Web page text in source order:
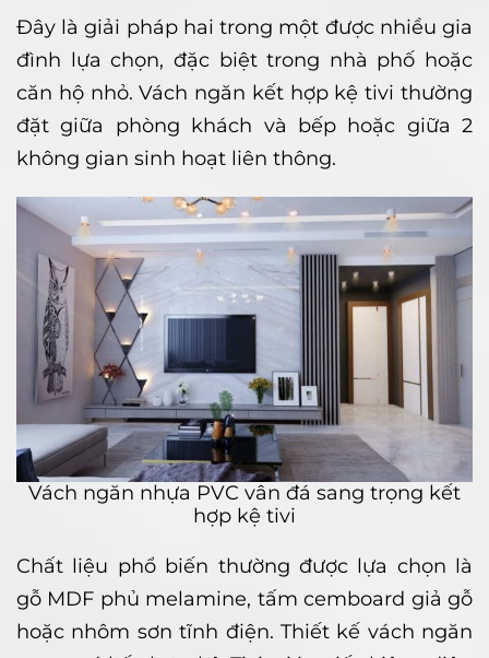
Đây là giải pháp hai trong một được nhiều gia
đình lựa chọn, đặc biệt trong nhà phố hoặc
căn hộ nhỏ. Vách ngăn kết hợp kệ tivi thường
đặt giữa phòng khách và bếp hoặc giữa 2
không gian sinh hoạt liên thông.
Vách ngăn nhựa PVC vân đá sang trọng kết
hợp kệ tivi
Chất liệu phổ biến thường được lựa chọn là
gỗ MDF phủ melamine, tấm cemboard giả gỗ
hoặc nhôm sơn tĩnh điện. Thiết kế vách ngăn